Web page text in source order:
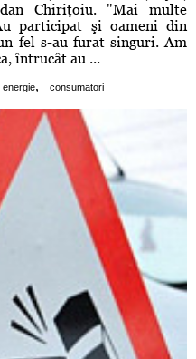
Chiriţoiu. "Mai multe
participat şi oameni din
fel s-au furat singuri. Am
întrucât au ...
energie, consumatori